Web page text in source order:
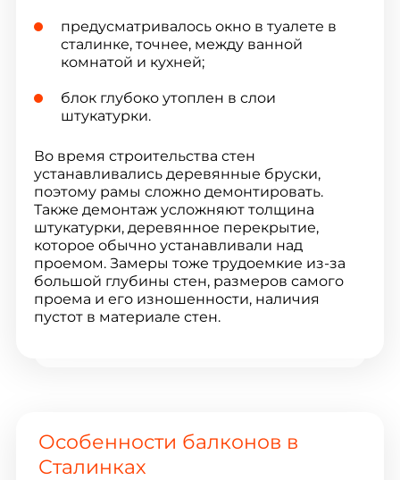
предусматривалось окно в туалете в
сталинке, точнее, между ванной
комнатой и кухней;
блок глубоко утоплен в слои
штукатурки.
Во время строительства стен
устанавливались деревянные бруски,
поэтому рамы сложно демонтировать.
Также демонтаж усложняют толщина
штукатурки, деревянное перекрытие,
которое обычно устанавливали над
проемом. Замеры тоже трудоемкие из-за
большой глубины стен, размеров самого
проема и его изношенности, наличия
пустот в материале стен.
Особенности балконов в
Сталинках